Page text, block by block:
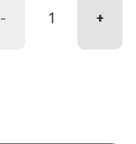
- +